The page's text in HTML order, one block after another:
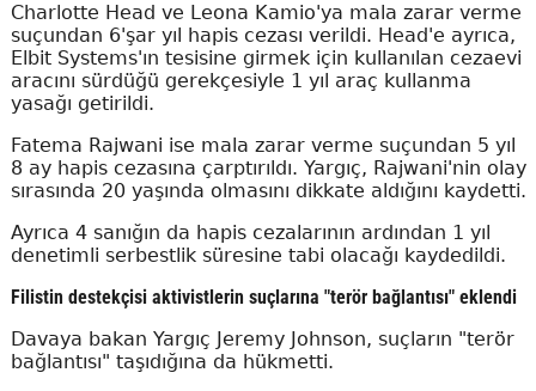
Charlotte Head ve Leona Kamio'ya mala zarar verme
suçundan 6'şar yıl hapis cezası verildi. Head'e ayrıca,
Elbit Systems'ın tesisine girmek için kullanılan cezaevi
aracını sürdüğü gerekçesiyle 1 yıl araç kullanma
yasağı getirildi.
Fatema Rajwani ise mala zarar verme suçundan 5 yıl
8 ay hapis cezasına çarptırıldı. Yargıç, Rajwani'nin olay
sırasında 20 yaşında olmasını dikkate aldığını kaydetti.
Ayrıca 4 sanığın da hapis cezalarının ardından 1 yıl
denetimli serbestlik süresine tabi olacağı kaydedildi.
Filistin destekçisi aktivistlerin suçlarına "terör bağlantısı" eklendi
Davaya bakan Yargıç Jeremy Johnson, suçların "terör
bağlantısı" taşıdığına da hükmetti.